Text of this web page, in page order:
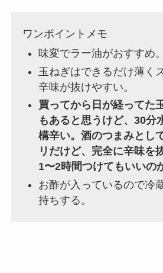
ワンポイントメモ
味変でラー油がおすすめ。
玉ねぎはできるだけ薄く
辛味が抜けやすい。
買ってから日が経ってた
もあると思うけど、30分
構辛い。酒のつまみとし
リだけど、完全に辛味を
1〜2時間つけてもいいの
お酢が入っているので冷
持ちする。